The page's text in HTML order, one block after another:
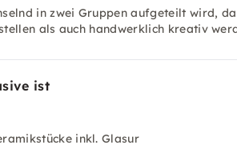
in zwei Gruppen aufgeteilt wird,
als auch handwerklich kreativ
ist
inkl. Glasur